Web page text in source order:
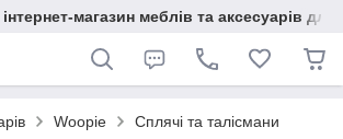
магазин меблів та аксесуарів для
Woopie Сплячі та талісмани